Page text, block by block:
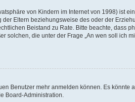
von Kindern im Internet von 1998) ist
Eltern beziehungsweise des oder der
Beistand zu Rate. Bitte beachte, dass
solchen, die unter der Frage „An wen soll ich
Benutzer mehr anmelden können. Es könnte
Board-Administration.